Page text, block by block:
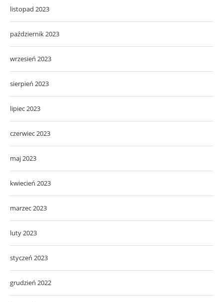
listopad 2023
październik 2023
wrzesień 2023
sierpień 2023
lipiec 2023
czerwiec 2023
maj 2023
kwiecień 2023
marzec 2023
luty 2023
styczeń 2023
grudzień 2022